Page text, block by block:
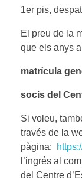
1er pis,
El preu de la
que els anys
matrícula
socis del
Si voleu,
través de la
pàgina:
l’ingrés al
del Centre